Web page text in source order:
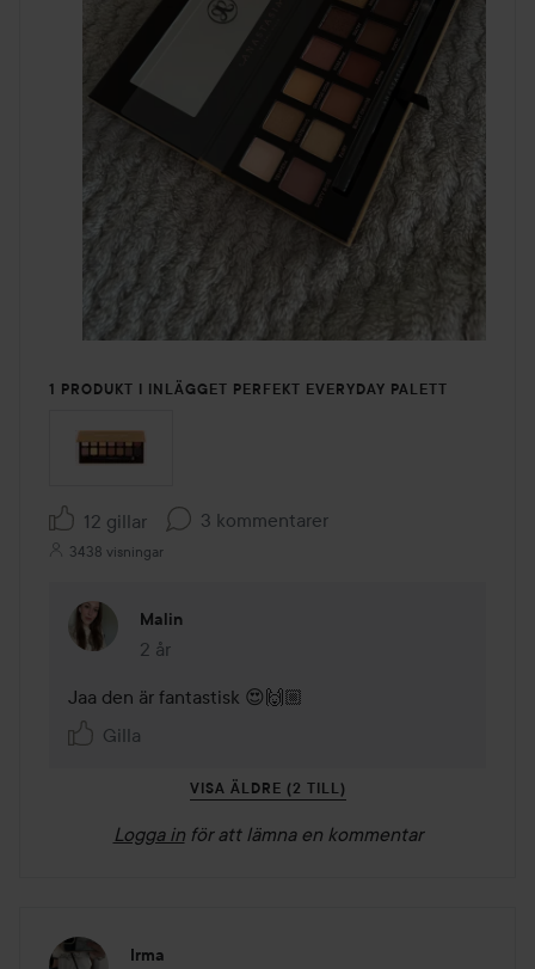
1 PRODUKT I INLÄGGET PERFEKT EVERYDAY PALETT
12 gillar 3 kommentarer
3438 visningar
Malin
2 år
Kommentaren lades 2 år
Jaa den är fantastisk 😍🙌🏼
Gilla
VISA ÄLDRE (2 TILL)
Logga in för att lämna en kommentar
Irma